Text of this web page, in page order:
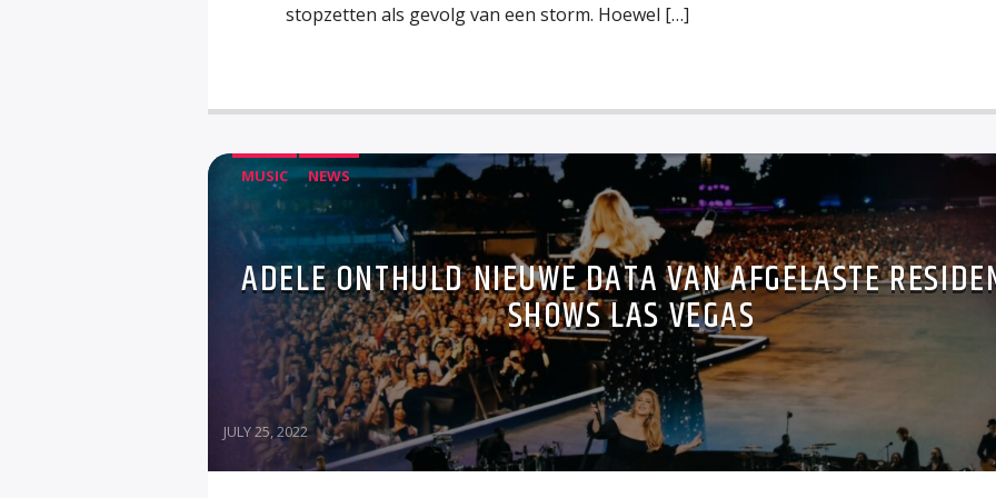
stopzetten als gevolg van een storm. Hoewel […]
MUSIC NEWS
ADELE ONTHULD NIEUWE DATA VAN AFGELASTE
SHOWS LAS VEGAS
JULY 25, 2022